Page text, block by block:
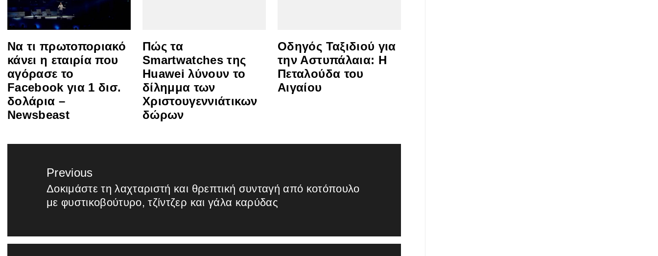
Να τι πρωτοποριακό
κάνει η εταιρία που
αγόρασε το
Facebook για 1 δισ.
δολάρια –
Newsbeast
Πώς τα
Smartwatches της
Huawei λύνουν το
δίλημμα των
Χριστουγεννιάτικων
δώρων
Οδηγός Ταξιδιού για
την Αστυπάλαια: Η
Πεταλούδα του
Αιγαίου
άρθρωνPrevious
Previous
post:
Δοκιμάστε τη λαχταριστή και θρεπτική συνταγή από κοτόπουλο
με φυστικοβούτυρο, τζίντζερ και γάλα καρύδας